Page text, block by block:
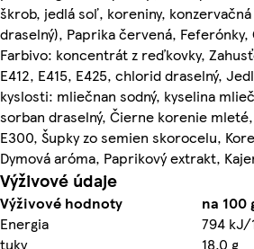
škrob, jedlá soľ, koreniny,
draselný), Paprika červená,
Farbivo: koncentrát z reďkovky,
E412, E415, E425, chlorid draselný,
kyslosti: mliečnan sodný, kyselina
sorban draselný, Čierne korenie
E300, Šupky zo semien skorocelu,
Dymová aróma, Paprikový extrakt,
Výživové údaje
Výživové hodnoty
na 100
Energia
794 kJ/
tuky
18,0 g